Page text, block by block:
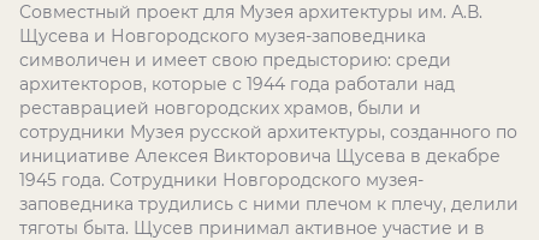
Совместный проект для Музея архитектуры им. А.В.
Щусева и Новгородского музея-заповедника
символичен и имеет свою предысторию: среди
архитекторов, которые с 1944 года работали над
реставрацией новгородских храмов, были и
сотрудники Музея русской архитектуры, созданного по
инициативе Алексея Викторовича Щусева в декабре
1945 года. Сотрудники Новгородского музея-
заповедника трудились с ними плечом к плечу, делили
тяготы быта. Щусев принимал активное участие и в